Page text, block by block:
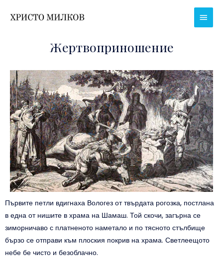
Main
Жертвоприношение
Първите петли вдигнаха Вологез от твърдата рогозка, постлана
в една от нишите в храма на Шамаш. Той скочи, загърна се
зиморничаво с платненото наметало и по тясното стълбище
бързо се отправи към плоския покрив на храма. Светлеещото
небе бе чисто и безоблачно.